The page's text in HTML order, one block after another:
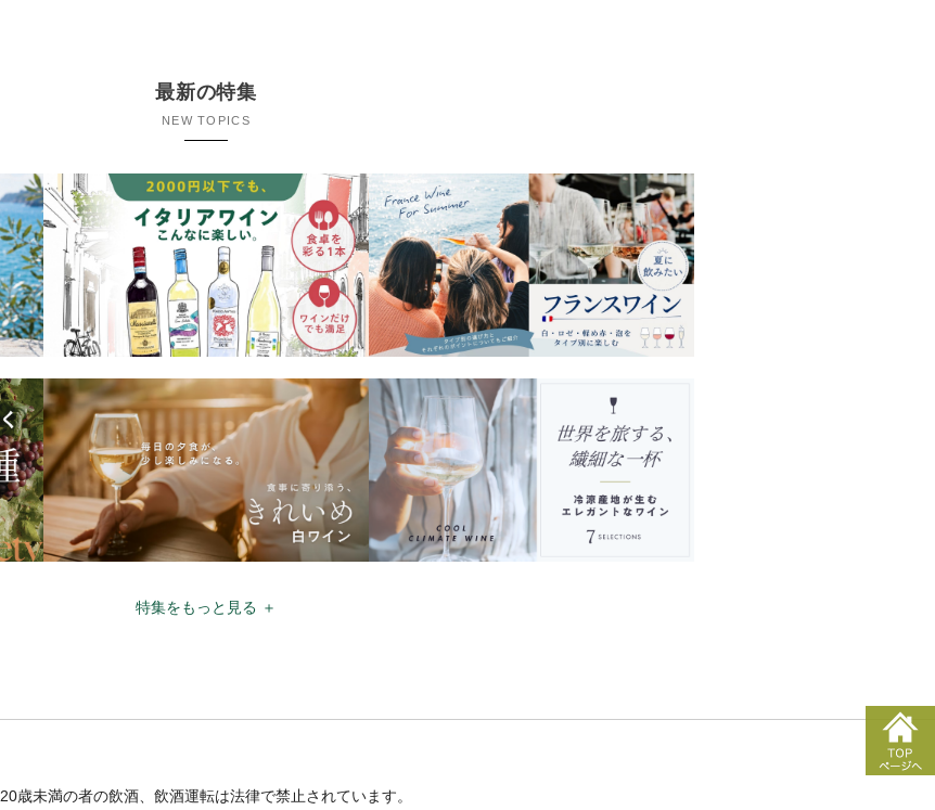
最新の特集
NEW TOPICS
特集をもっと見る ＋
20歳未満の者の飲酒、飲酒運転は法律で禁止されています。